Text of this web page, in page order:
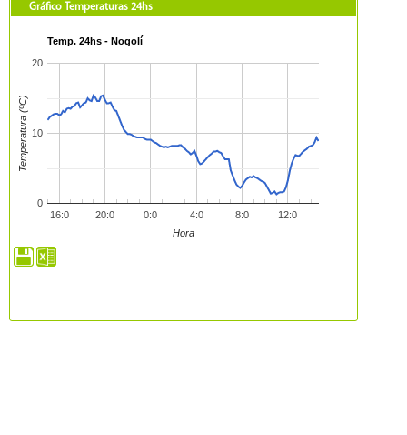
Gráfico Temperaturas 24hs
Temp. 24hs - Nogolí
16:0 20:0 0:0 4:0 8:0 12:0
0
10
20
Hora
Temperatura (ºC)